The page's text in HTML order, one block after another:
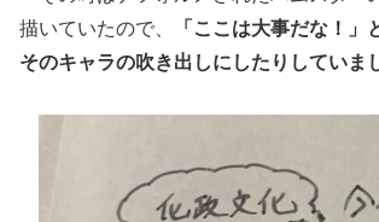
描いていたので、
「ここは大事だな！」
そのキャラの吹き出しにしたりしていま